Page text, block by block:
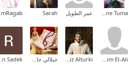
عمر الطويل Sarah